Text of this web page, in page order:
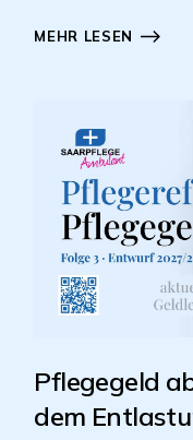
MEHR LESEN
Pflegegeld
dem